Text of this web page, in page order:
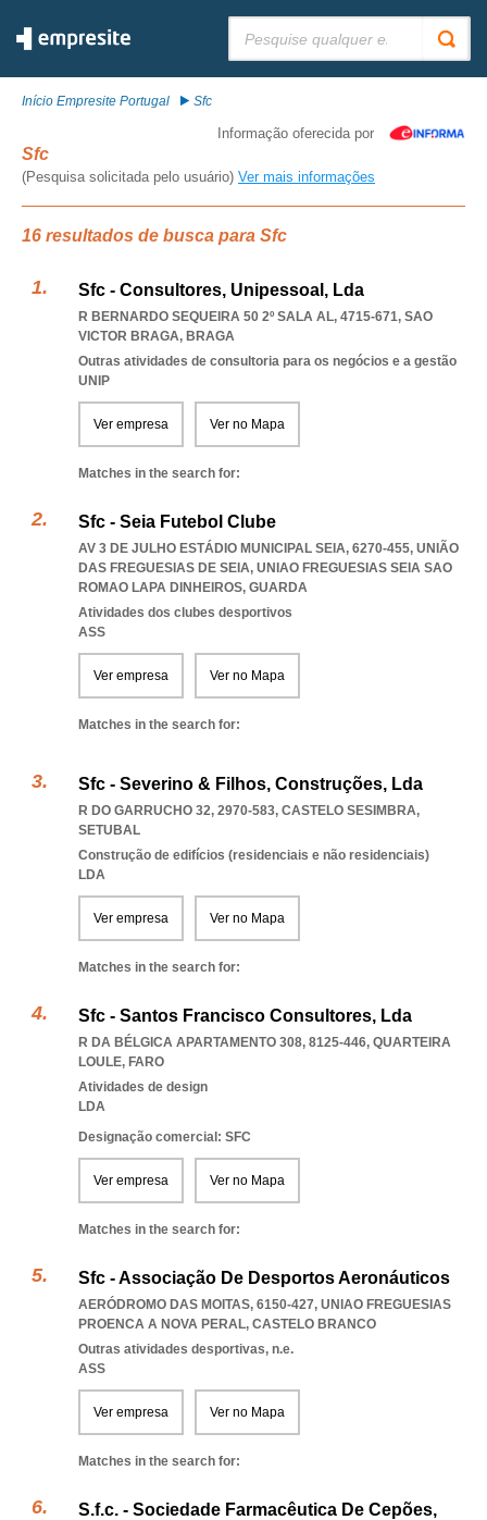
Início Empresite Portugal Sfc
Informação oferecida por
Sfc
(Pesquisa solicitada pelo usuário) Ver mais informações
16 resultados de busca para Sfc
Sfc - Consultores, Unipessoal, Lda
R BERNARDO SEQUEIRA 50 2º SALA AL, 4715-671, SAO
VICTOR BRAGA, BRAGA
Outras atividades de consultoria para os negócios e a gestão
UNIP
Ver empresa Ver no Mapa
Matches in the search for:
Sfc - Seia Futebol Clube
AV 3 DE JULHO ESTÁDIO MUNICIPAL SEIA, 6270-455, UNIÃO
DAS FREGUESIAS DE SEIA, UNIAO FREGUESIAS SEIA SAO
ROMAO LAPA DINHEIROS, GUARDA
Atividades dos clubes desportivos
ASS
Ver empresa Ver no Mapa
Matches in the search for:
Sfc - Severino & Filhos, Construções, Lda
R DO GARRUCHO 32, 2970-583, CASTELO SESIMBRA,
SETUBAL
Construção de edifícios (residenciais e não residenciais)
LDA
Ver empresa Ver no Mapa
Matches in the search for:
Sfc - Santos Francisco Consultores, Lda
R DA BÉLGICA APARTAMENTO 308, 8125-446, QUARTEIRA
LOULE, FARO
Atividades de design
LDA
Designação comercial: SFC
Ver empresa Ver no Mapa
Matches in the search for:
Sfc - Associação De Desportos Aeronáuticos
AERÓDROMO DAS MOITAS, 6150-427, UNIAO FREGUESIAS
PROENCA A NOVA PERAL, CASTELO BRANCO
Outras atividades desportivas, n.e.
ASS
Ver empresa Ver no Mapa
Matches in the search for:
S.f.c. - Sociedade Farmacêutica De Cepões,